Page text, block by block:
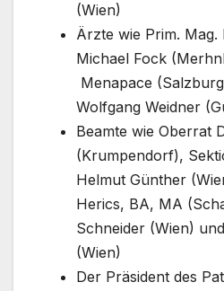
(Wien)
Ärzte wie Prim. Mag.
Michael Fock
Menapace
Wolfgang Weidner
Beamte wie Oberrat
(Krumpendorf),
Helmut Günther
Herics, BA, MA
Schneider (Wien)
(Wien)
Der Präsident des